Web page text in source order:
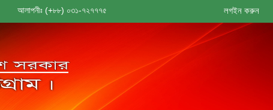
আলাপনীঃ (+৮৮) ০৩১-৭২৭৭৭৫ লগইন করুন